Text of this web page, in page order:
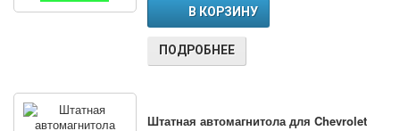
В КОРЗИНУ
ПОДРОБНЕЕ
Штатная автомагнитола для Chevrolet